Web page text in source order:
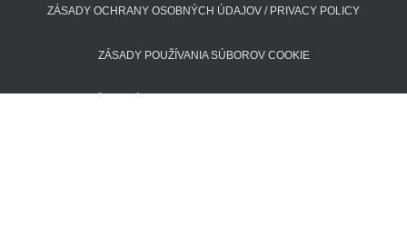
ZÁSADY OCHRANY OSOBNÝCH ÚDAJOV / PRIVACY POLICY
ZÁSADY POUŽÍVANIA SÚBOROV COOKIE